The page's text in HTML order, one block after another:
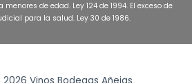
de edad. Ley 124 de 1994. El exceso de
para la salud. Ley 30 de 1986.
Vinos Bodegas Añejas